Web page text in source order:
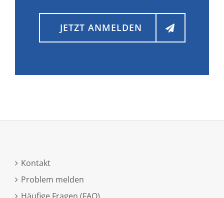
JETZT ANMELDEN
Kontakt
Problem melden